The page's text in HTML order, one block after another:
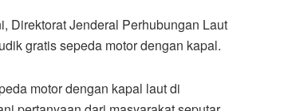
Direktorat Jenderal Perhubungan Laut
gratis sepeda motor dengan kapal.
motor dengan kapal laut di